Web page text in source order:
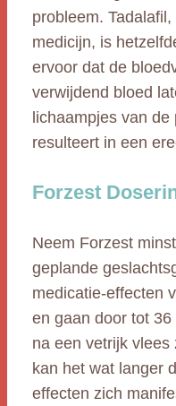
probleem.
medicijn, is
ervoor dat de
verwijdend bloed
lichaampjes van
resulteert in een
Forzest
Neem Forzest
geplande
medicatie-effecten
en gaan door tot
na een vetrijk vlees
kan het wat langer
effecten zich